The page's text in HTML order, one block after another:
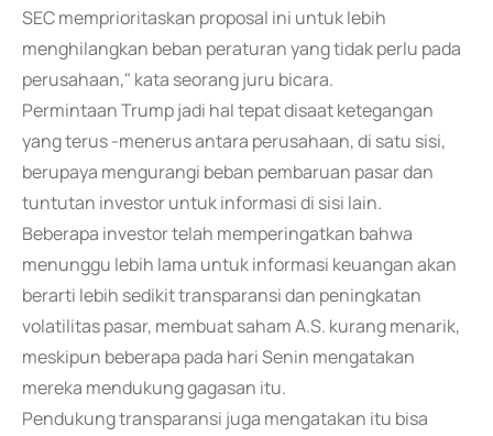
SEC memprioritaskan proposal ini untuk lebih
menghilangkan beban peraturan yang tidak perlu pada
perusahaan," kata seorang juru bicara.
Permintaan Trump jadi hal tepat disaat ketegangan
yang terus -menerus antara perusahaan, di satu sisi,
berupaya mengurangi beban pembaruan pasar dan
tuntutan investor untuk informasi di sisi lain.
Beberapa investor telah memperingatkan bahwa
menunggu lebih lama untuk informasi keuangan akan
berarti lebih sedikit transparansi dan peningkatan
volatilitas pasar, membuat saham A.S. kurang menarik,
meskipun beberapa pada hari Senin mengatakan
mereka mendukung gagasan itu.
Pendukung transparansi juga mengatakan itu bisa